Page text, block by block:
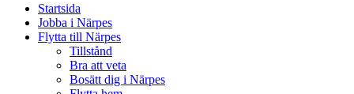
Startsida
Jobba i Närpes
Flytta till Närpes
Tillstånd
Bra att veta
Bosätt dig i Närpes